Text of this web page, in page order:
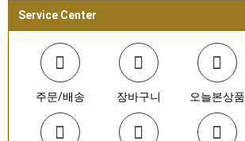
Service Center
주문/배송 장바구니 오늘본상품